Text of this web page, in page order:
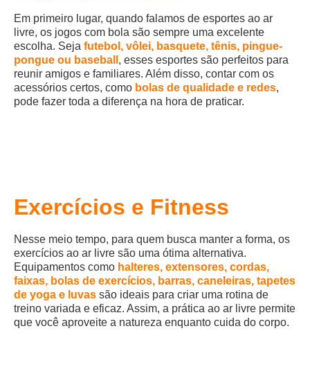
Em primeiro lugar, quando falamos de esportes ao ar
livre, os jogos com bola são sempre uma excelente
escolha. Seja futebol, vôlei, basquete, tênis, pingue-
pongue ou baseball , esses esportes são perfeitos para
reunir amigos e familiares. Além disso, contar com os
acessórios certos, como bolas de qualidade e redes,
pode fazer toda a diferença na hora de praticar.
Exercícios e Fitness
Nesse meio tempo, para quem busca manter a forma, os
exercícios ao ar livre são uma ótima alternativa.
Equipamentos como halteres, extensores, cordas,
faixas, bolas de exercícios, barras, caneleiras, tapetes
de yoga e luvas são ideais para criar uma rotina de
treino variada e eficaz. Assim, a prática ao ar livre permite
que você aproveite a natureza enquanto cuida do corpo.